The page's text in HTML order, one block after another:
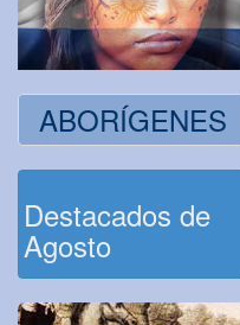
ABORÍGENES
Destacados de
Agosto